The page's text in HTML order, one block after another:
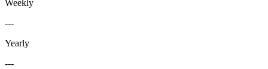
Weekly
---
Yearly
---